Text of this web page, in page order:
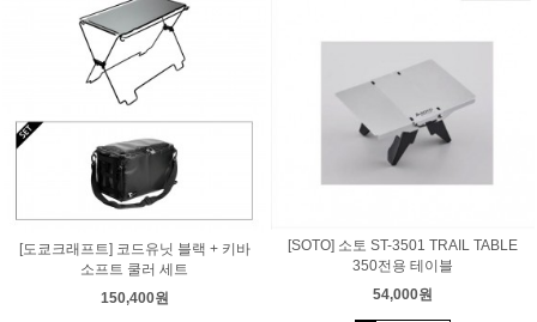
[도쿄크래프트] 코드유닛 블랙 + 키바
소프트 쿨러 세트
150,400원
[SOTO] 소토 ST-3501 TRAIL TABLE
350전용 테이블
54,000원